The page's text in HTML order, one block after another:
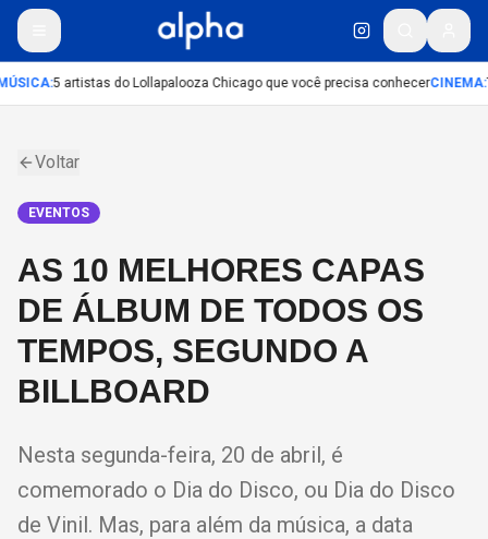
:5 artistas do Lollapalooza Chicago que você precisa conhecerCINEMA:
Voltar
EVENTOS
AS 10 MELHORES CAPAS
DE ÁLBUM DE TODOS OS
TEMPOS, SEGUNDO A
BILLBOARD
Nesta segunda-feira, 20 de abril, é
comemorado o Dia do Disco, ou Dia do Disco
de Vinil. Mas, para além da música, a data